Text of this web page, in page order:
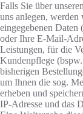
Falls Sie über
uns anlegen,
eingegebenen
oder Ihre E-Mail-
Leistungen, für die
Kundenpflege
bisherigen
um Ihnen die sog.
erheben und
IP-Adresse und das